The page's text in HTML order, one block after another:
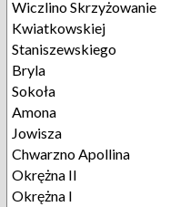
Wiczlino Skrzyżowanie
Kwiatkowskiej
Staniszewskiego
Bryla
Sokoła
Amona
Jowisza
Chwarzno Apollina
Okrężna II
Okrężna I